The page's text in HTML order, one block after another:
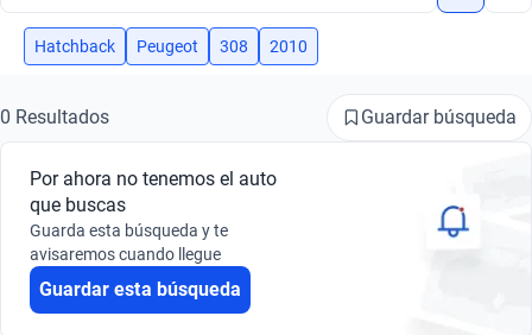
Buscá por versión
Buscá por marca
Buscá por modelo
Buscá por versión
Hatchback Peugeot 308 2010
0 Resultados Guardar búsqueda
Por ahora no tenemos el auto
que buscas
Guarda esta búsqueda y te
avisaremos cuando llegue
Guardar esta búsqueda